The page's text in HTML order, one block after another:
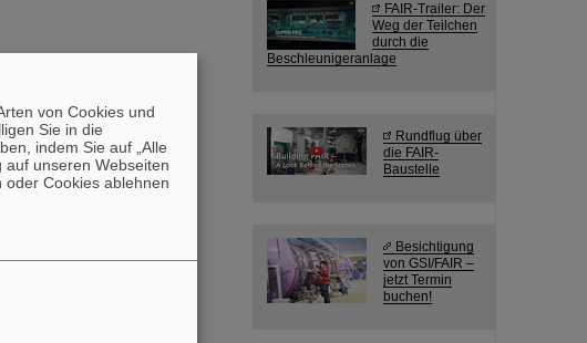
FAIR-Trailer: Der
Weg der Teilchen
durch die
Beschleunigeranlage
Rundflug über
die FAIR-
Baustelle
Besichtigung
von GSI/FAIR –
jetzt Termin
buchen!
von Cookies und
Sie in die
indem Sie auf „Alle
auf unseren Webseiten
Cookies ablehnen